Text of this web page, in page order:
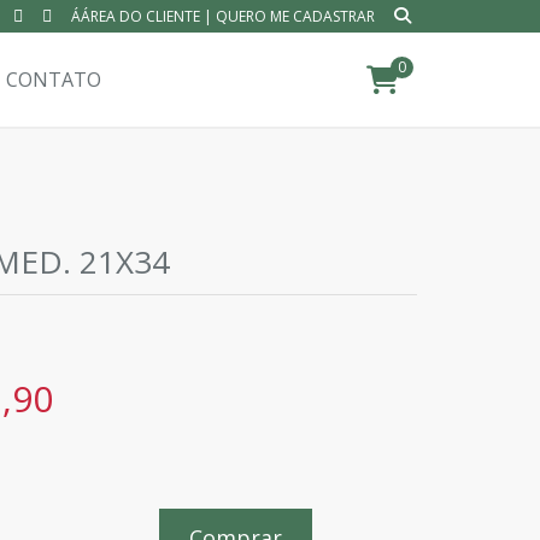
ÁÁREA DO CLIENTE | QUERO ME CADASTRAR
0
CONTATO
21X34